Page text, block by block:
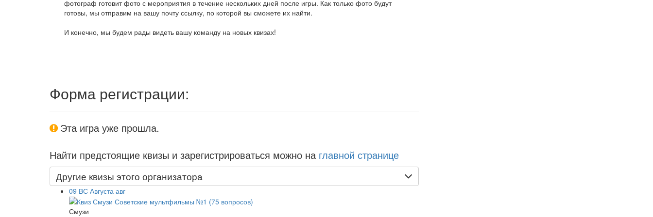
фотограф готовит фото с мероприятия в течение нескольких дней после игры. Как только фото будут
готовы, мы отправим на вашу почту ссылку, по которой вы сможете их найти.
И конечно, мы будем рады видеть вашу команду на новых квизах!
Форма регистрации:
Эта игра уже прошла.
Найти предстоящие квизы и зарегистрироваться можно на главной странице
Другие квизы этого организатора
09 ВС Августа авг
Смузи